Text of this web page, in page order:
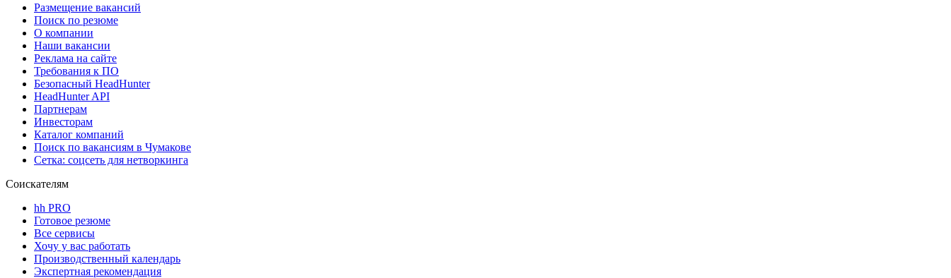
Размещение вакансий
Поиск по резюме
О компании
Наши вакансии
Реклама на сайте
Требования к ПО
Безопасный HeadHunter
HeadHunter API
Партнерам
Инвесторам
Каталог компаний
Поиск по вакансиям в Чумакове
Сетка: соцсеть для нетворкинга
Соискателям
hh PRO
Готовое резюме
Все сервисы
Хочу у вас работать
Производственный календарь
Экспертная рекомендация